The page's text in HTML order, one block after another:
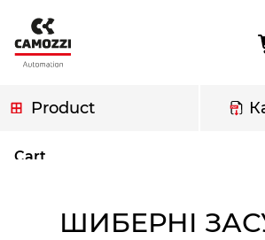
main
content
Product
Cart
ШИБЕРНІ